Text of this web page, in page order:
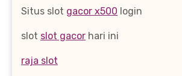
Situs slot gacor x500 login
slot slot gacor hari ini
raja slot